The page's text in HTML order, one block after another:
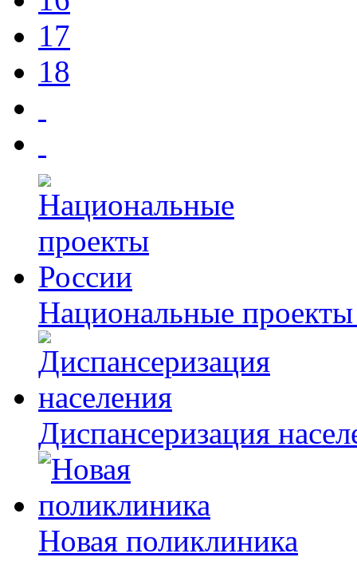
17
18
Национальные
Диспансеризация
Новая поликлиника